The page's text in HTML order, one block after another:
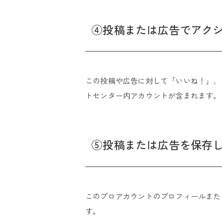
④投稿または広告でアク
この投稿や広告に対して「いいね！」
トセンター内アカウントが含まれます。
⑤投稿または広告を保存
このプロアカウントのプロフィールま
す。